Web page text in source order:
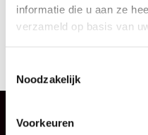
informatie die u aan ze
verzameld op basis van
Noodzakelijk
Voorkeuren
BIJENWAS GEEL 1 KG
€47.75